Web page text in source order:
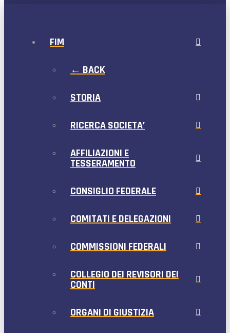
FIM
← BACK
STORIA
RICERCA SOCIETA’
AFFILIAZIONI E
TESSERAMENTO
CONSIGLIO FEDERALE
COMITATI E DELEGAZIONI
COMMISSIONI FEDERALI
COLLEGIO DEI REVISORI DEI
CONTI
ORGANI DI GIUSTIZIA